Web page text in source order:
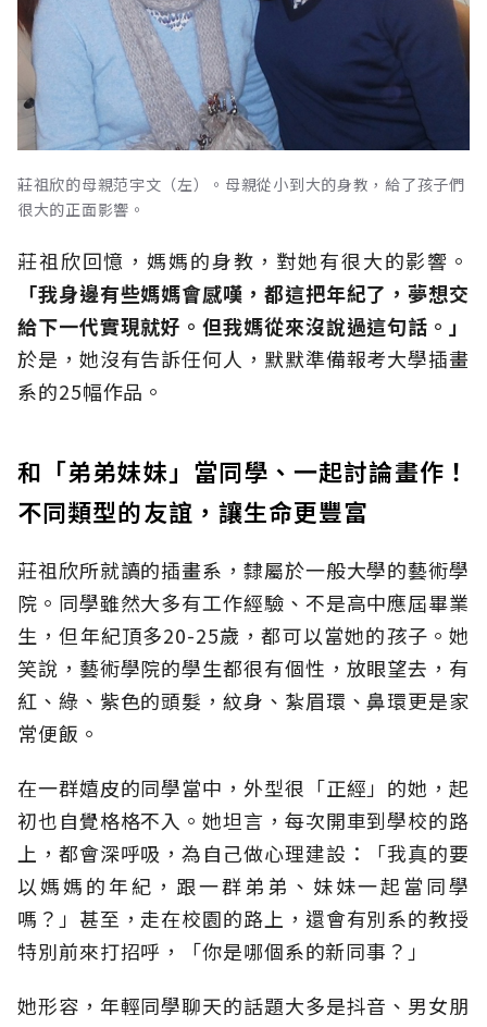
莊祖欣的母親范宇文（左）。母親從小到大的身教，給了孩子們
很大的正面影響。
莊祖欣回憶，媽媽的身教，對她有很大的影響。
「我身邊有些媽媽會感嘆，都這把年紀了，夢想交
給下一代實現就好。但我媽從來沒說過這句話。」
於是，她沒有告訴任何人，默默準備報考大學插畫
系的25幅作品。
和「弟弟妹妹」當同學、一起討論畫作！
不同類型的友誼，讓生命更豐富
莊祖欣所就讀的插畫系，隸屬於一般大學的藝術學
院。同學雖然大多有工作經驗、不是高中應屆畢業
生，但年紀頂多20-25歲，都可以當她的孩子。她
笑說，藝術學院的學生都很有個性，放眼望去，有
紅、綠、紫色的頭髮，紋身、紮眉環、鼻環更是家
常便飯。
在一群嬉皮的同學當中，外型很「正經」的她，起
初也自覺格格不入。她坦言，每次開車到學校的路
上，都會深呼吸，為自己做心理建設：「我真的要
以媽媽的年紀，跟一群弟弟、妹妹一起當同學
嗎？」甚至，走在校園的路上，還會有別系的教授
特別前來打招呼，「你是哪個系的新同事？」
她形容，年輕同學聊天的話題大多是抖音、男女朋